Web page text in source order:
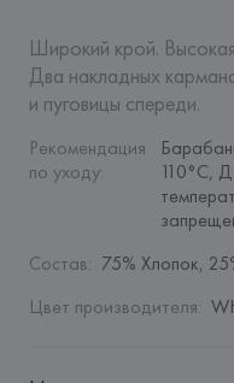
Широкий крой.
Два накладных
и пуговицы спереди.
Рекомендация
по уходу:
110°C,
Состав: 75% Хлопок,
Цвет производителя: